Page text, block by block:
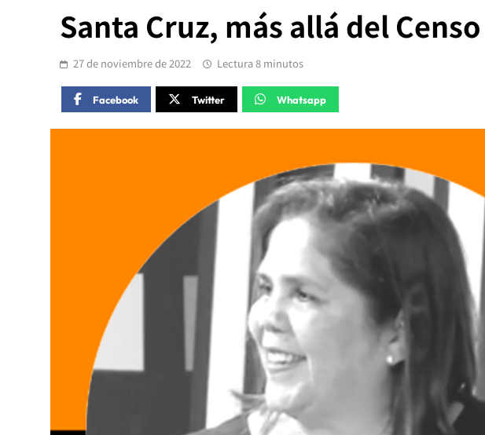
Santa Cruz, más allá del Censo
27 de noviembre de 2022 Lectura 8 minutos
Facebook Twitter Whatsapp